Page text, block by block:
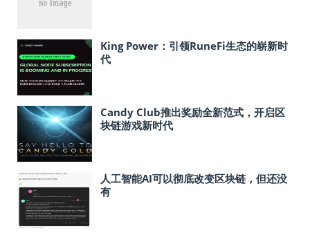
King Power：引领RuneFi生态的崭新时
代
Candy Club推出奖励全新范式，开启区
块链游戏新时代
人工智能AI可以彻底改变区块链，但还没
有